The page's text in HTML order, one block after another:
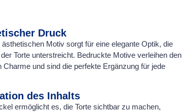
Druck
Motiv sorgt für eine elegante Optik, die
Torte unterstreicht. Bedruckte Motive verleihen den
und sind die perfekte Ergänzung für jede
des Inhalts
ermöglicht es, die Torte sichtbar zu machen,